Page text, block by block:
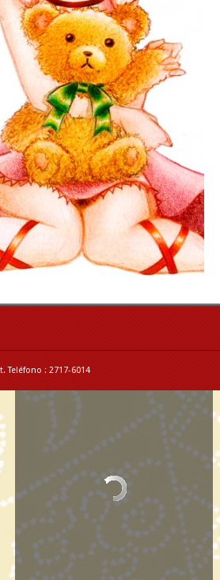
Teléfono : 2717-6014